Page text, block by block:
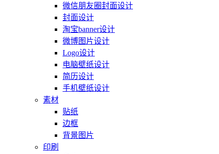
微信朋友圈封面设计
封面设计
淘宝banner设计
微博图片设计
Logo设计
电脑壁纸设计
简历设计
手机壁纸设计
素材
贴纸
边框
背景图片
印刷